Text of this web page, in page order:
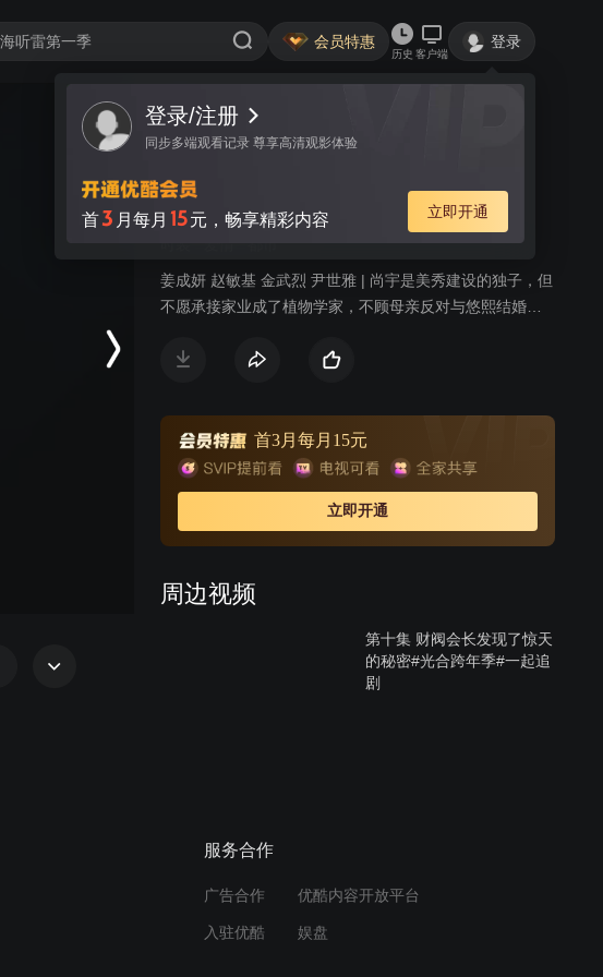
会员特惠
历史 客户端
登录
登录/注册
同步多端观看记录 尊享高清观影体验
首3 月每月 15元，畅享精彩内容 立即开通
视频 讨论
妻子归来
都市
姜成妍 赵敏基 金武烈 尹世雅 | 尚宇是美秀建设的独子，但
不愿承接家业成了植物学家，不顾母亲反对与悠熙结婚，
向悠熙提出交换条件，愿意出钱治好哆茵的心脏病，但悠
亲催促两人结婚，从小就被西贤照顾的哆茵也把她当成亲
生母亲；悠熙禁不住感情的纠葛与尚宇偷偷见面，当西贤
知道两人的关系时，受不了打击去找悠熙，失手伤了悠
熙，一直偷偷喜欢悠熙的韩江秀因为与西贤的妹妹交往，
自动帮忙西贤隐瞒事实，让悠熙因此失踪；悠熙的双胞胎
人相貌相似而被西贤误认，悠静借此重返尚宇家想找寻姐
首3月每月15元
立即开通
周边视频
第十集 财阀会长发现了惊天
的秘密#光合跨年季#一起追
剧
死亡的真相#光合跨年季#好
服务合作
广告合作 优酷内容开放平台
入驻优酷 娱盘